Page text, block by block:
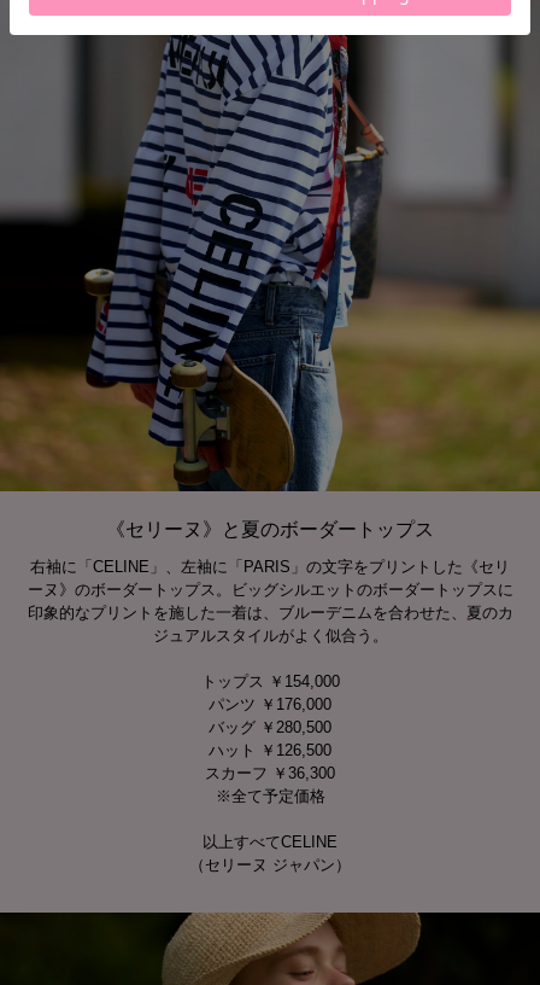
《セリーヌ》と夏のボーダートップス
右袖に「CELINE」、左袖に「PARIS」の文字をプリントした《セリ
ーヌ》のボーダートップス。ビッグシルエットのボーダートップスに
印象的なプリントを施した一着は、ブルーデニムを合わせた、夏のカ
ジュアルスタイルがよく似合う。
トップス ￥154,000
パンツ ￥176,000
バッグ ￥280,500
ハット ￥126,500
スカーフ ￥36,300
※全て予定価格
以上すべてCELINE
（セリーヌ ジャパン）